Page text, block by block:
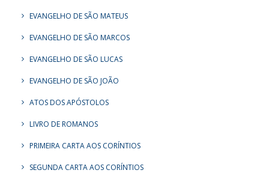
EVANGELHO DE SÃO MATEUS
EVANGELHO DE SÃO MARCOS
EVANGELHO DE SÃO LUCAS
EVANGELHO DE SÃO JOÃO
ATOS DOS APÓSTOLOS
LIVRO DE ROMANOS
PRIMEIRA CARTA AOS CORÍNTIOS
SEGUNDA CARTA AOS CORÍNTIOS